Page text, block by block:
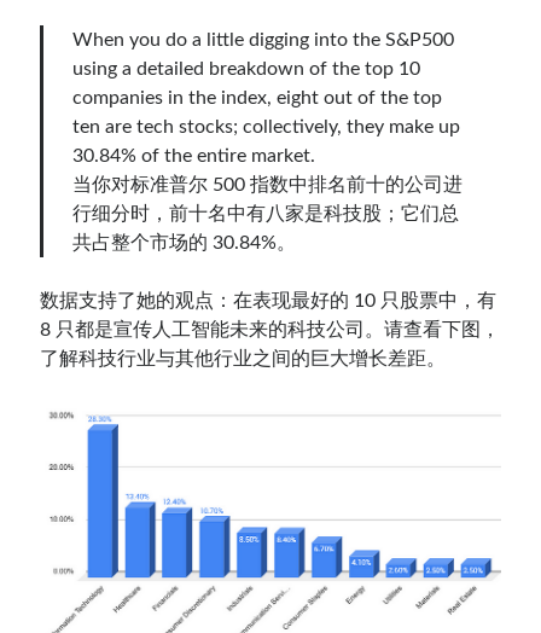
When you do a little digging into the S&P500
using a detailed breakdown of the top 10
companies in the index, eight out of the top
ten are tech stocks; collectively, they make up
30.84% of the entire market.
当你对标准普尔 500 指数中排名前十的公司进
行细分时，前十名中有八家是科技股；它们总
共占整个市场的 30.84%。
数据支持了她的观点：在表现最好的 10 只股票中，有
8 只都是宣传人工智能未来的科技公司。请查看下图，
了解科技行业与其他行业之间的巨大增长差距。